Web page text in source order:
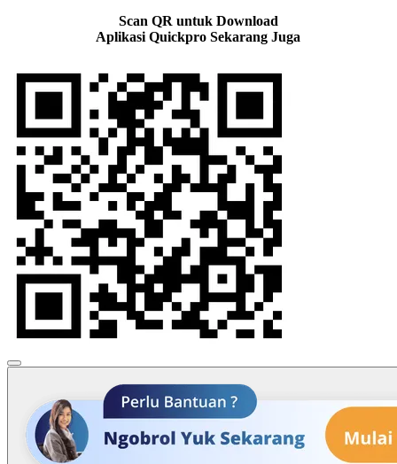
Scan QR untuk Download
Aplikasi Quickpro Sekarang Juga